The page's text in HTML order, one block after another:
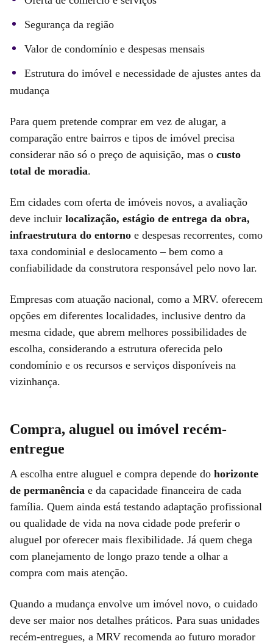
Segurança da região
Valor de condomínio e despesas mensais
Estrutura do imóvel e necessidade de ajustes antes da
mudança
Para quem pretende comprar em vez de alugar, a
comparação entre bairros e tipos de imóvel precisa
considerar não só o preço de aquisição, mas o custo
total de moradia.
Em cidades com oferta de imóveis novos, a avaliação
deve incluir localização, estágio de entrega da obra,
infraestrutura do entorno e despesas recorrentes, como
taxa condominial e deslocamento – bem como a
confiabilidade da construtora responsável pelo novo lar.
Empresas com atuação nacional, como a MRV. oferecem
opções em diferentes localidades, inclusive dentro da
mesma cidade, que abrem melhores possibilidades de
escolha, considerando a estrutura oferecida pelo
condomínio e os recursos e serviços disponíveis na
vizinhança.
Compra, aluguel ou imóvel recém-
entregue
A escolha entre aluguel e compra depende do horizonte
de permanência e da capacidade financeira de cada
família. Quem ainda está testando adaptação profissional
ou qualidade de vida na nova cidade pode preferir o
aluguel por oferecer mais flexibilidade. Já quem chega
com planejamento de longo prazo tende a olhar a
compra com mais atenção.
Quando a mudança envolve um imóvel novo, o cuidado
deve ser maior nos detalhes práticos. Para suas unidades
recém-entregues, a MRV recomenda ao futuro morador